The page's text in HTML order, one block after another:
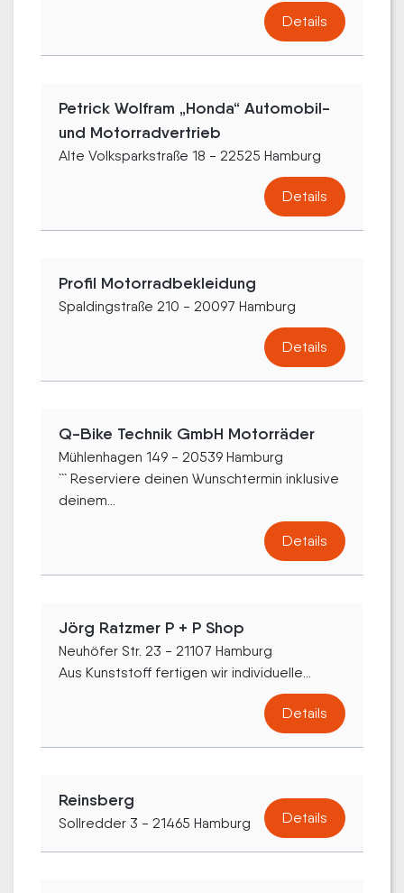
Details
Petrick Wolfram „Honda“ Automobil-
und Motorradvertrieb
Alte Volksparkstraße 18 - 22525 Hamburg
Details
Profil Motorradbekleidung
Spaldingstraße 210 - 20097 Hamburg
Details
Q-Bike Technik GmbH Motorräder
Mühlenhagen 149 - 20539 Hamburg
``` Reserviere deinen Wunschtermin inklusive
deinem...
Details
Jörg Ratzmer P + P Shop
Neuhöfer Str. 23 - 21107 Hamburg
Aus Kunststoff fertigen wir individuelle...
Details
Reinsberg
Sollredder 3 - 21465 Hamburg Details